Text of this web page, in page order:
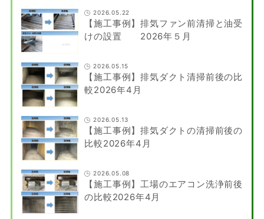
2026.05.22
【施工事例】排気ファン前清掃と油受
けの設置 2026年５月
2026.05.15
【施工事例】排気ダクト清掃前後の比
較2026年4月
2026.05.13
【施工事例】排気ダクトの清掃前後の
比較2026年4月
2026.05.08
【施工事例】工場のエアコン洗浄前後
の比較2026年4月